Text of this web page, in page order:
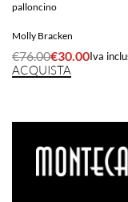
palloncino
Molly Bracken
€76.00€30.00Iva
ACQUISTA